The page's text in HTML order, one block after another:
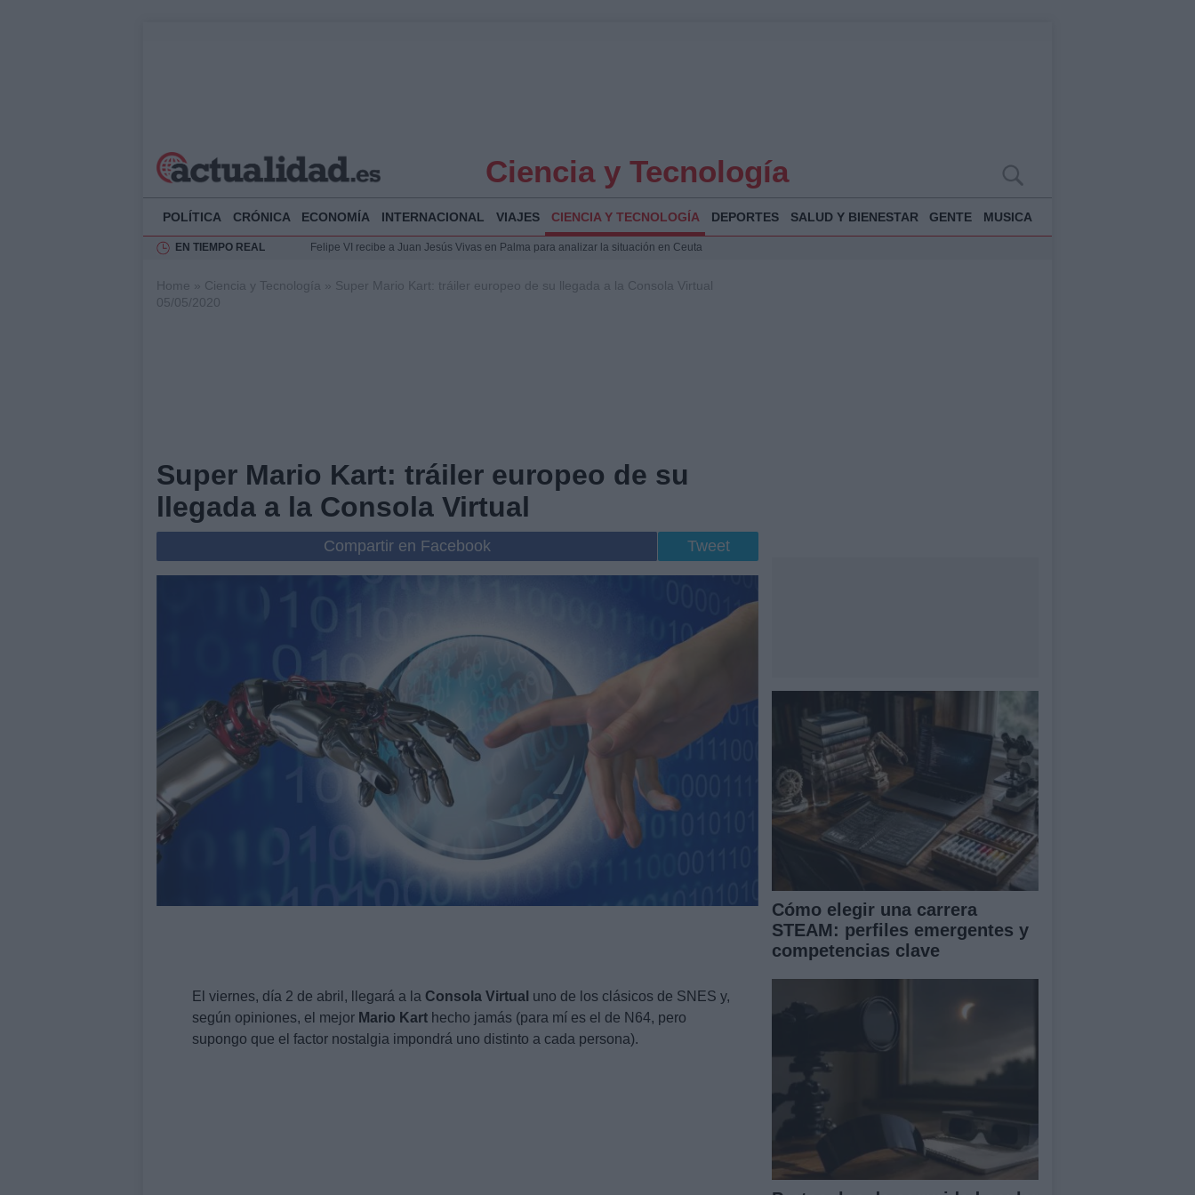
Ciencia y Tecnología
POLÍTICA CRÓNICA ECONOMÍA INTERNACIONAL VIAJES CIENCIA Y TECNOLOGÍA DEPORTES SALUD Y BIENESTAR GENTE MUSICA
EN TIEMPO REAL
Felipe VI recibe a Juan Jesús Vivas en Palma para analizar la situación en Ceuta
Impacto económico y humanitario en Ceuta tras la llegada masiva de migrantes
Home » Ciencia y Tecnología » Super Mario Kart: tráiler europeo de su llegada a la Consola Virtual
05/05/2020
Super Mario Kart: tráiler europeo de su
llegada a la Consola Virtual
Compartir en Facebook Tweet
El viernes, día 2 de abril, llegará a la Consola Virtual uno de los clásicos de SNES y,
según opiniones, el mejor Mario Kart hecho jamás (para mí es el de N64, pero
supongo que el factor nostalgia impondrá uno distinto a cada persona).
Cómo elegir una carrera
STEAM: perfiles emergentes y
competencias clave